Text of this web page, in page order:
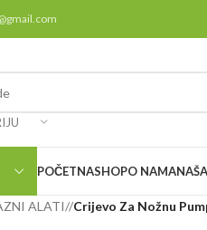
POČETNASHOPO NAMA
ALATI/ Crijevo Za Nožnu